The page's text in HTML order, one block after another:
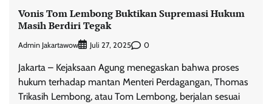
Vonis Tom Lembong Buktikan Supremasi Hukum
Masih Berdiri Tegak
Admin Jakartawow Juli 27, 2025 0
Jakarta – Kejaksaan Agung menegaskan bahwa proses
hukum terhadap mantan Menteri Perdagangan, Thomas
Trikasih Lembong, atau Tom Lembong, berjalan sesuai